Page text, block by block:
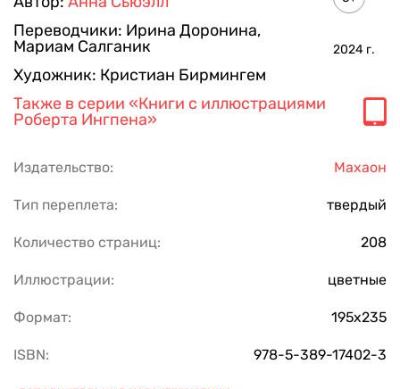
Переводчики: Ирина Доронина,
Мариам Салганик
Художник: Кристиан Бирмингем
2024 г.
Также в серии «Книги с иллюстрациями
Роберта Ингпена»
Издательство: Махаон
Тип переплета: твердый
Количество страниц: 208
Иллюстрации: цветные
Формат: 195х235
ISBN: 978-5-389-17402-3